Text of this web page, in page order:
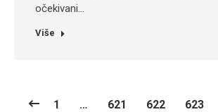
očekivani…
Više
1 … 621 622 623